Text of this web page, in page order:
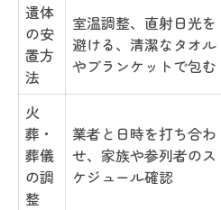
遺体
の安
置方
法
室温調整、直射日光を
避ける、清潔なタオル
やブランケットで包む
火
葬・
葬儀
の調
整
業者と日時を打ち合わ
せ、家族や参列者のス
ケジュール確認